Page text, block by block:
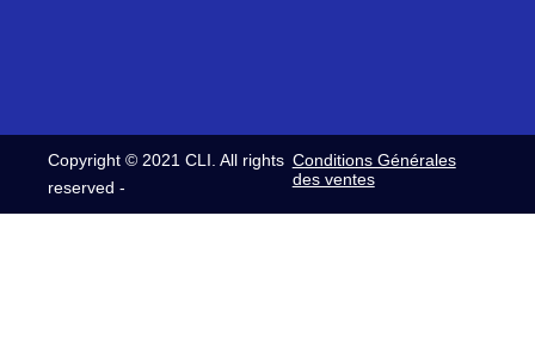
Copyright © 2021 CLI. All rights
reserved -
Conditions Générales
des ventes